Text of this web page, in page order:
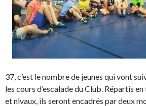
37, c’est le nombre de jeunes qui vont
les cours d’escalade du Club. Répartis
et nivaux, ils seront encadrés par deux